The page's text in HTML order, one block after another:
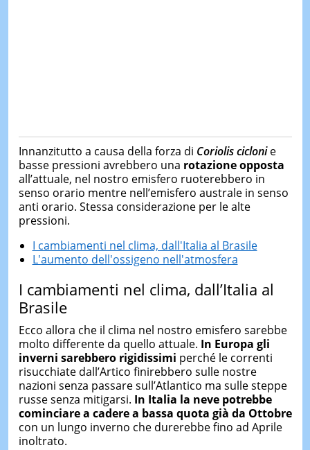
Innanzitutto a causa della forza di Coriolis ciclonie
basse pressioni avrebbero una rotazione opposta
all’attuale, nel nostro emisfero ruoterebbero in
senso orario mentre nell’emisfero australe in senso
anti orario. Stessa considerazione per le alte
pressioni.
I cambiamenti nel clima, dall'Italia al Brasile
L'aumento dell'ossigeno nell'atmosfera
I cambiamenti nel clima, dall’Italia al
Brasile
Ecco allora che il clima nel nostro emisfero sarebbe
molto differente da quello attuale. In Europa gli
inverni sarebbero rigidissimi perché le correnti
risucchiate dall’Artico finirebbero sulle nostre
nazioni senza passare sull’Atlantico ma sulle steppe
russe senza mitigarsi. In Italia la neve potrebbe
cominciare a cadere a bassa quota già da Ottobre
con un lungo inverno che durerebbe fino ad Aprile
inoltrato.